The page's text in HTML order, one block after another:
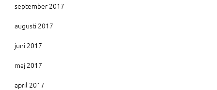
september 2017
augusti 2017
juni 2017
maj 2017
april 2017